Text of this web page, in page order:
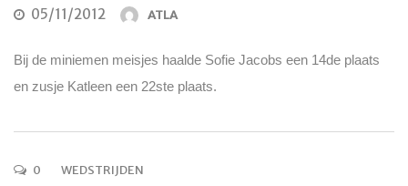
05/11/2012 ATLA
Bij de miniemen meisjes haalde Sofie Jacobs een 14de plaats
en zusje Katleen een 22ste plaats.
0 WEDSTRIJDEN